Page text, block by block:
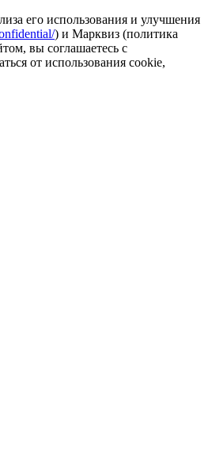
его использования и улучшения
) и Марквиз (политика
вы соглашаетесь с
от использования cookie,